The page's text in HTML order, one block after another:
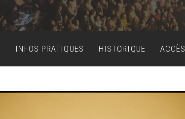
INFOS PRATIQUES HISTORIQUE ACCÈS